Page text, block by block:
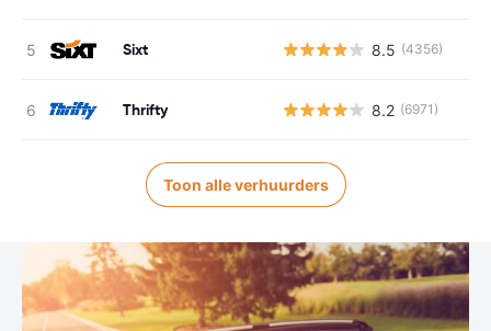
Sixt 8.5 (4356)
Thrifty 8.2 (6971)
Toon alle verhuurders